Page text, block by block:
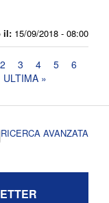
il: 15/09/2018 - 08:00
2 3 4 5
6
ULTIMA »
RICERCA AVANZATA